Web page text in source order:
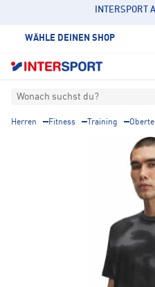
INTERSPORT
WÄHLE DEINEN SHOP
Wonach suchst du?
Herren Fitness Training